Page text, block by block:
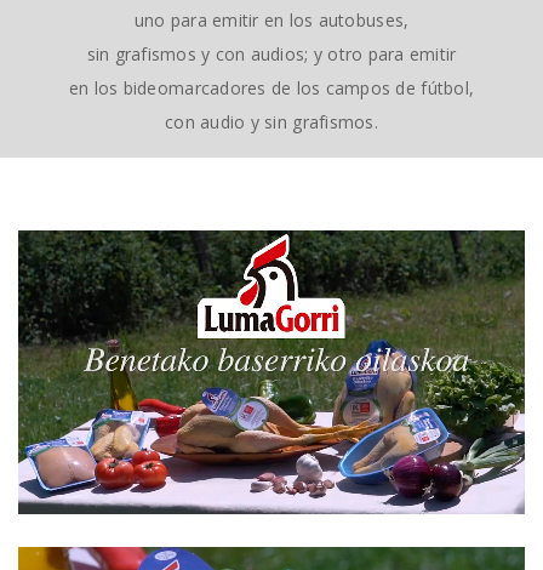
uno para emitir en los autobuses,
sin grafismos y con audios; y otro para emitir
en los bideomarcadores de los campos de fútbol,
con audio y sin grafismos.